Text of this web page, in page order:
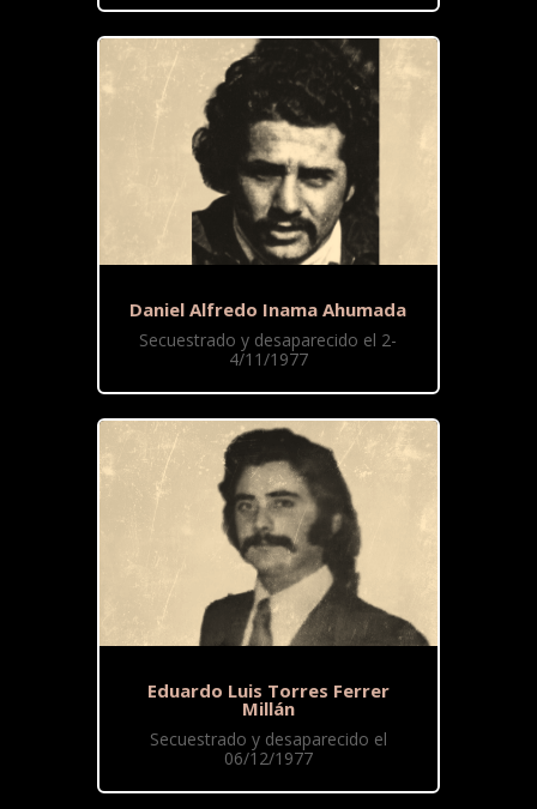
Daniel Alfredo Inama Ahumada
Secuestrado y desaparecido el 2-
4/11/1977
Eduardo Luis Torres Ferrer
Millán
Secuestrado y desaparecido el
06/12/1977